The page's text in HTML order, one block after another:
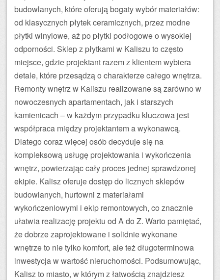
budowlanych, które oferują bogaty wybór materiałów:
od klasycznych płytek ceramicznych, przez modne
płytki winylowe, aż po płytki podłogowe o wysokiej
odporności. Sklep z płytkami w Kaliszu to często
miejsce, gdzie projektant razem z klientem wybiera
detale, które przesądzą o charakterze całego wnętrza.
Remonty wnętrz w Kaliszu realizowane są zarówno w
nowoczesnych apartamentach, jak i starszych
kamienicach – w każdym przypadku kluczowa jest
współpraca między projektantem a wykonawcą.
Dlatego coraz więcej osób decyduje się na
kompleksową usługę projektowania i wykończenia
wnętrz, powierzając cały proces jednej sprawdzonej
ekipie. Kalisz oferuje dostęp do licznych sklepów
budowlanych, hurtowni z materiałami
wykończeniowymi i ekip remontowych, co znacznie
ułatwia realizację projektu od A do Z. Warto pamiętać,
że dobrze zaprojektowane i solidnie wykonane
wnętrze to nie tylko komfort, ale też długoterminowa
inwestycja w wartość nieruchomości. Podsumowując,
Kalisz to miasto, w którym z łatwością znajdziesz